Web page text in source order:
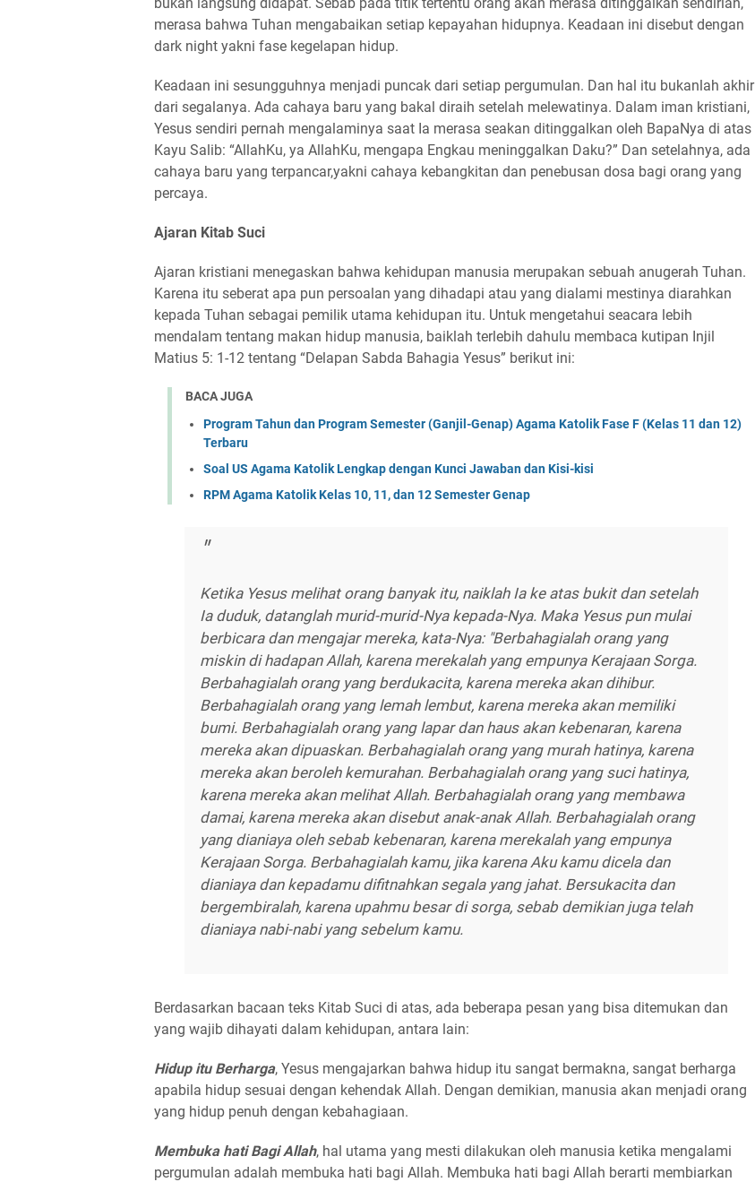
merasa bahwa Tuhan mengabaikan setiap kepayahan hidupnya. Keadaan ini disebut dengan
dark night yakni fase kegelapan hidup.
Keadaan ini sesungguhnya menjadi puncak dari setiap pergumulan. Dan hal itu bukanlah akhir
dari segalanya. Ada cahaya baru yang bakal diraih setelah melewatinya. Dalam iman kristiani,
Yesus sendiri pernah mengalaminya saat Ia merasa seakan ditinggalkan oleh BapaNya di atas
Kayu Salib: “AllahKu, ya AllahKu, mengapa Engkau meninggalkan Daku?” Dan setelahnya, ada
cahaya baru yang terpancar,yakni cahaya kebangkitan dan penebusan dosa bagi orang yang
percaya.
Ajaran Kitab Suci
Ajaran kristiani menegaskan bahwa kehidupan manusia merupakan sebuah anugerah Tuhan.
Karena itu seberat apa pun persoalan yang dihadapi atau yang dialami mestinya diarahkan
kepada Tuhan sebagai pemilik utama kehidupan itu. Untuk mengetahui seacara lebih
mendalam tentang makan hidup manusia, baiklah terlebih dahulu membaca kutipan Injil
Matius 5: 1-12 tentang “Delapan Sabda Bahagia Yesus” berikut ini:
BACA JUGA
Program Tahun dan Program Semester (Ganjil-Genap) Agama Katolik Fase F (Kelas 11 dan 12)
Terbaru
Soal US Agama Katolik Lengkap dengan Kunci Jawaban dan Kisi-kisi
RPM Agama Katolik Kelas 10, 11, dan 12 Semester Genap
Ketika Yesus melihat orang banyak itu, naiklah Ia ke atas bukit dan setelah
Ia duduk, datanglah murid-murid-Nya kepada-Nya. Maka Yesus pun mulai
berbicara dan mengajar mereka, kata-Nya: "Berbahagialah orang yang
miskin di hadapan Allah, karena merekalah yang empunya Kerajaan Sorga.
Berbahagialah orang yang berdukacita, karena mereka akan dihibur.
Berbahagialah orang yang lemah lembut, karena mereka akan memiliki
bumi. Berbahagialah orang yang lapar dan haus akan kebenaran, karena
mereka akan dipuaskan. Berbahagialah orang yang murah hatinya, karena
mereka akan beroleh kemurahan. Berbahagialah orang yang suci hatinya,
karena mereka akan melihat Allah. Berbahagialah orang yang membawa
damai, karena mereka akan disebut anak-anak Allah. Berbahagialah orang
yang dianiaya oleh sebab kebenaran, karena merekalah yang empunya
Kerajaan Sorga. Berbahagialah kamu, jika karena Aku kamu dicela dan
dianiaya dan kepadamu difitnahkan segala yang jahat. Bersukacita dan
bergembiralah, karena upahmu besar di sorga, sebab demikian juga telah
dianiaya nabi-nabi yang sebelum kamu.
Berdasarkan bacaan teks Kitab Suci di atas, ada beberapa pesan yang bisa ditemukan dan
yang wajib dihayati dalam kehidupan, antara lain:
Hidup itu Berharga, Yesus mengajarkan bahwa hidup itu sangat bermakna, sangat berharga
apabila hidup sesuai dengan kehendak Allah. Dengan demikian, manusia akan menjadi orang
yang hidup penuh dengan kebahagiaan.
Membuka hati Bagi Allah, hal utama yang mesti dilakukan oleh manusia ketika mengalami
pergumulan adalah membuka hati bagi Allah. Membuka hati bagi Allah berarti membiarkan